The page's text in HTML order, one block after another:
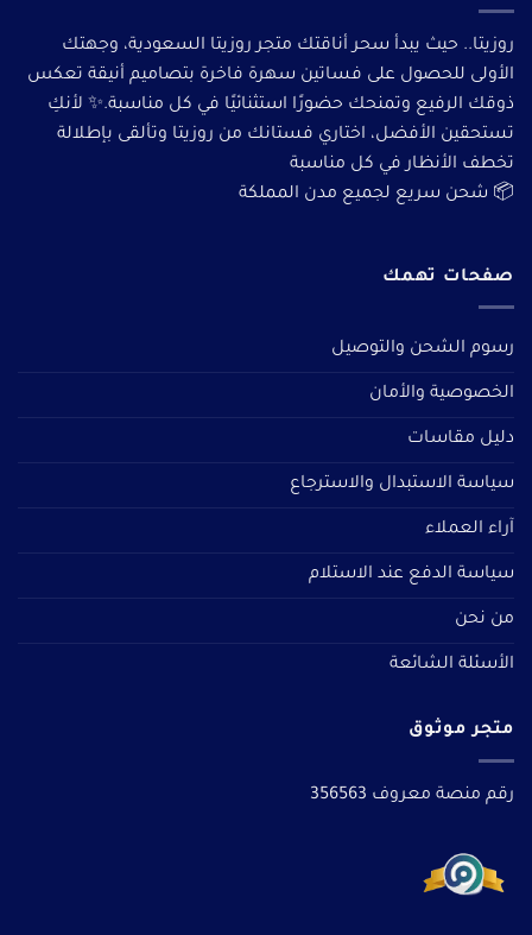
روزيتا.. حيث يبدأ سحر أناقتك متجر روزيتا السعودية، وجهتك
الأولى للحصول على فساتين سهرة فاخرة بتصاميم أنيقة تعكس
ذوقك الرفيع وتمنحك حضورًا استثنائيًا في كل مناسبة.✨ لأنكِ
تستحقين الأفضل، اختاري فستانك من روزيتا وتألقى بإطلالة
تخطف الأنظار في كل مناسبة
📦 شحن سريع لجميع مدن المملكة
صفحات تهمك
رسوم الشحن والتوصيل
الخصوصية والأمان
دليل مقاسات
سياسة الاستبدال والاسترجاع
آراء العملاء
سياسة الدفع عند الاستلام
من نحن
الأسئلة الشائعة
متجر موثوق
رقم منصة معروف 356563